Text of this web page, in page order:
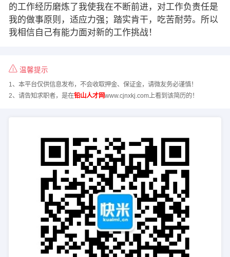
的工作经历磨炼了我使我在不断前进，对工作负责任是
我的做事原则，适应力强；踏实肯干，吃苦耐劳。所以
我相信自己有能力面对新的工作挑战！
温馨提示
1、本平台仅供信息发布，不会收取押金、保证金，请微友务必谨慎！
2、请告知求职者，是在铅山人才网www.cjnxkj.com上看到该简历的！